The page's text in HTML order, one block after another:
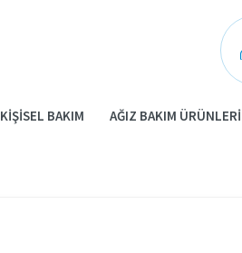
KIŞISEL BAKIM AĞIZ BAKIM ÜRÜNLERI